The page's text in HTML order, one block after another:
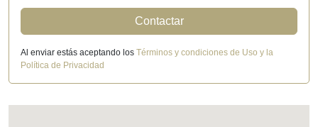
Contactar
Al enviar estás aceptando los Términos y condiciones de Uso y la
Política de Privacidad